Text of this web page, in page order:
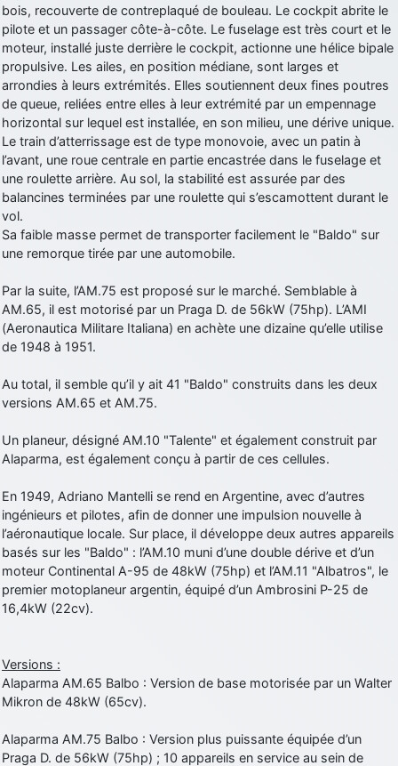
d9pouces: Joyeux Noël à tous !
d9pouces: mais tu peux tenter l'un des rares lycées militaires
comme le Prytanée dans la Sarthe, ça ne peut pas faire de mal !
d9pouces : C'est plutôt après le lycée, voire après une prépa
scientifique, tu as donc encore un peu de temps devant toi
yaellerigolow
: bonjour a tous je suis un élève de première
passionnée par l'aviation militaire , pourrais je savoir que faire après
le lycée pour s'orienter et pouvoir devenir officier de l'armée de l'air?
d9pouces : lesquels, par exemple ?
mahmoud
les photo des anciens appareils de l'armée de l'air de la haute -volta
jericho: Pour moi tout est à nouveau OK dirait-on… Merci à toi.
d9pouces
: En espérant n’avoir coupé les accessoires de personne
au passage !
un peu mieux
d9pouces: cette fois, c'est le Brésil et Singapour qui mettent le site
jericho: Ah ben je peux te confirmer que j'étais resté dans le filtre…
d9pouces: Désolé ! Mon filtrage a été un peu trop violent
manifestement
tout voir
bois, recouverte de contreplaqué de bouleau. Le cockpit abrite le
pilote et un passager côte-à-côte. Le fuselage est très court et le
moteur, installé juste derrière le cockpit, actionne une hélice bipale
propulsive. Les ailes, en position médiane, sont larges et
arrondies à leurs extrémités. Elles soutiennent deux fines poutres
de queue, reliées entre elles à leur extrémité par un empennage
horizontal sur lequel est installée, en son milieu, une dérive unique.
Le train d’atterrissage est de type monovoie, avec un patin à
l’avant, une roue centrale en partie encastrée dans le fuselage et
une roulette arrière. Au sol, la stabilité est assurée par des
balancines terminées par une roulette qui s’escamottent durant le
vol.
Sa faible masse permet de transporter facilement le "Baldo" sur
une remorque tirée par une automobile.
Par la suite, l’AM.75 est proposé sur le marché. Semblable à
AM.65, il est motorisé par un Praga D. de 56kW (75hp). L’AMI
(Aeronautica Militare Italiana) en achète une dizaine qu’elle utilise
de 1948 à 1951.
Au total, il semble qu’il y ait 41 "Baldo" construits dans les deux
versions AM.65 et AM.75.
Un planeur, désigné AM.10 "Talente" et également construit par
Alaparma, est également conçu à partir de ces cellules.
En 1949, Adriano Mantelli se rend en Argentine, avec d’autres
ingénieurs et pilotes, afin de donner une impulsion nouvelle à
l’aéronautique locale. Sur place, il développe deux autres appareils
basés sur les "Baldo" : l’AM.10 muni d’une double dérive et d’un
moteur Continental A-95 de 48kW (75hp) et l’AM.11 "Albatros", le
premier motoplaneur argentin, équipé d’un Ambrosini P-25 de
16,4kW (22cv).
Versions :
Alaparma AM.65 Balbo : Version de base motorisée par un Walter
Mikron de 48kW (65cv).
Alaparma AM.75 Balbo : Version plus puissante équipée d’un
Praga D. de 56kW (75hp) ; 10 appareils en service au sein de